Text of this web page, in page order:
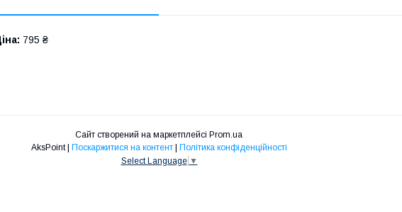
795 ₴
Сайт створений на маркетплейсі Prom.ua
Поскаржитися на контент
Політика конфіденційності
Select Language ▼